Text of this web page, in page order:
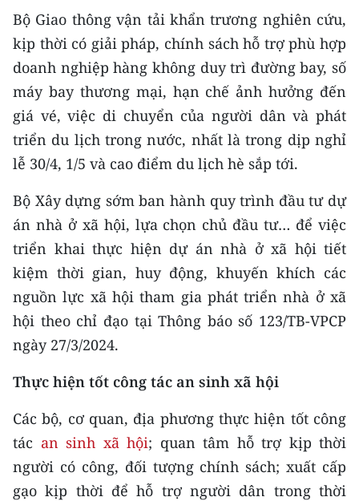
Bộ Giao thông vận tải khẩn trương nghiên cứu,
kịp thời có giải pháp, chính sách hỗ trợ phù hợp
doanh nghiệp hàng không duy trì đường bay, số
máy bay thương mại, hạn chế ảnh hưởng đến
giá vé, việc di chuyển của người dân và phát
triển du lịch trong nước, nhất là trong dịp nghỉ
lễ 30/4, 1/5 và cao điểm du lịch hè sắp tới.
Bộ Xây dựng sớm ban hành quy trình đầu tư dự
án nhà ở xã hội, lựa chọn chủ đầu tư… để việc
triển khai thực hiện dự án nhà ở xã hội tiết
kiệm thời gian, huy động, khuyến khích các
nguồn lực xã hội tham gia phát triển nhà ở xã
hội theo chỉ đạo tại Thông báo số 123/TB-VPCP
ngày 27/3/2024.
Thực hiện tốt công tác an sinh xã hội
Các bộ, cơ quan, địa phương thực hiện tốt công
tác an sinh xã hội; quan tâm hỗ trợ kịp thời
người có công, đối tượng chính sách; xuất cấp
gạo kịp thời để hỗ trợ người dân trong thời